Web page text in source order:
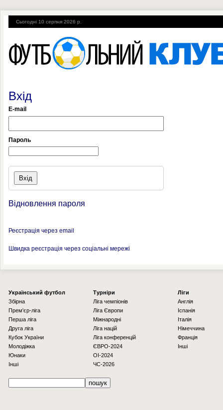
Сьогодні 10 серпня 2026 р.
Вхід
E-mail
Пароль
Відновлення пароля
Реєстрація через email
Швидка реєстрація через соціальні мережі
Українcький футбол
Збірна
Прем'єр-ліга
Перша ліга
Друга ліга
Кубок України
Молодіжка
Юнаки
Інші
Турніри
Ліга чемпіонів
Ліга Європи
Міжнародні
Ліга націй
Ліга конференцій
ЄВРО-2024
OI-2024
ЧС-2026
Ліги
Англія
Іспанія
Італія
Німеччина
Франція
Інші